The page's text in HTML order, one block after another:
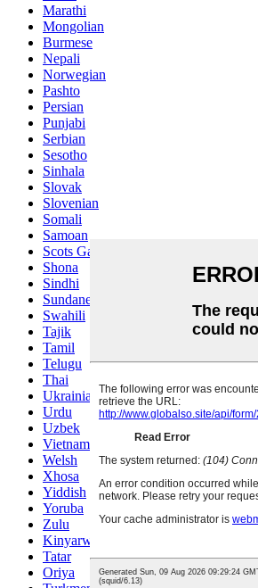
Marathi
Mongolian
Burmese
Nepali
Norwegian
Pashto
Persian
Punjabi
Serbian
Sesotho
Sinhala
Slovak
Slovenian
Somali
Samoan
Scots Gaelic
Shona
Sindhi
Sundanese
Swahili
Tajik
Tamil
Telugu
Thai
Ukrainian
Urdu
Uzbek
Vietnamese
Welsh
Xhosa
Yiddish
Yoruba
Zulu
Kinyarwanda
Tatar
Oriya